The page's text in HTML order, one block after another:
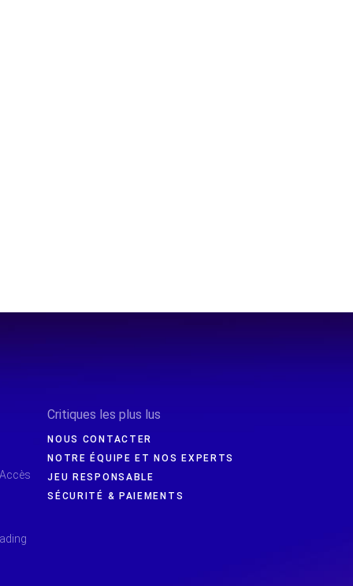
Critiques les plus lus
NOUS CONTACTER
NOTRE ÉQUIPE ET NOS EXPERTS
JEU RESPONSABLE
SÉCURITÉ & PAIEMENTS